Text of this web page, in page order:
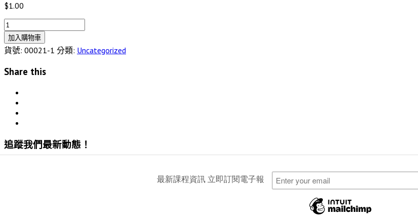
$1.00
榮
耀
神
能
加入購物車
貨號: 00021-1 分類: Uncategorized
Share this
追蹤我們最新動態！